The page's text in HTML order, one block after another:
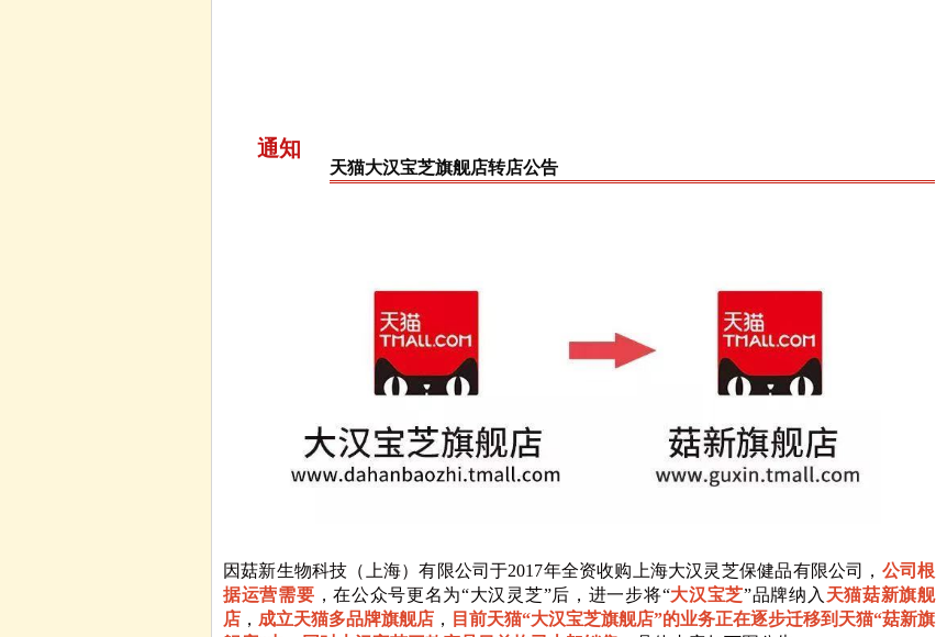
通知
天猫大汉宝芝旗舰店转店公告
因菇新生物科技（上海）有限公司于2017年全资收购上海大汉灵芝保健品有限公司， 公司根
据运营需要 ，在公众号更名为“大汉灵芝”后，进一步将“大汉宝芝”品牌纳入 天猫菇新旗舰
店 ， 成立天猫多品牌旗舰店 ，
目前天猫“大汉宝芝旗舰店”的业务正在逐步迁移到天猫“菇新旗